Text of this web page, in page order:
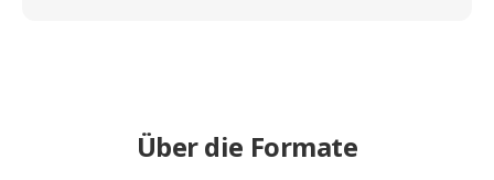
Über die Formate